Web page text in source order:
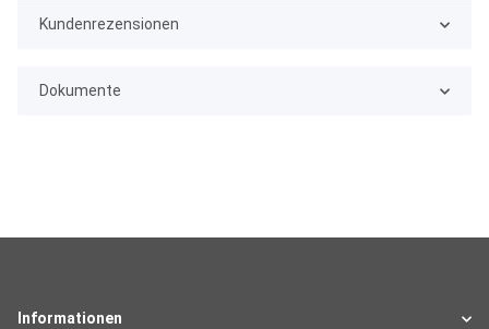
Kundenrezensionen
Dokumente
Informationen